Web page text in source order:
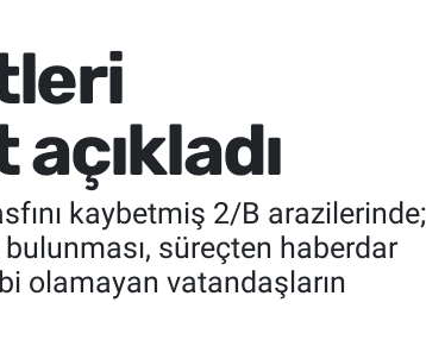
kaybetmiş 2/B arazilerinde;
süreçten haberdar
olamayan vatandaşların